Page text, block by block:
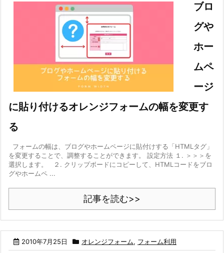
ブロ
グや
ホー
ムペ
ージ
に貼り付けるオレンジフォームの幅を変更す
る
フォームの幅は、ブログやホームページに貼付けする「HTMLタグ」
を変更することで、調整することができます。 設定方法 １. ＞＞＞を
選択します。 ２. クリップボードにコピーして、HTMLコードをブロ
グやホームペ ...
記事を読む>>
2010年7月25日 オレンジフォーム, フォーム利用